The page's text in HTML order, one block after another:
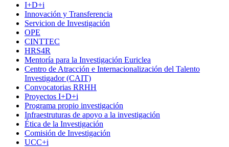
I+D+i
Innovación y Transferencia
Servicion de Investigación
OPE
CINTTEC
HRS4R
Mentoría para la Investigación Euriclea
Centro de Atracción e Internacionalización del Talento
Investigador (CAIT)
Convocatorias RRHH
Proyectos I+D+i
Programa propio investigación
Infraestruturas de apoyo a la investigación
Ética de la Investigación
Comisión de Investigación
UCC+i